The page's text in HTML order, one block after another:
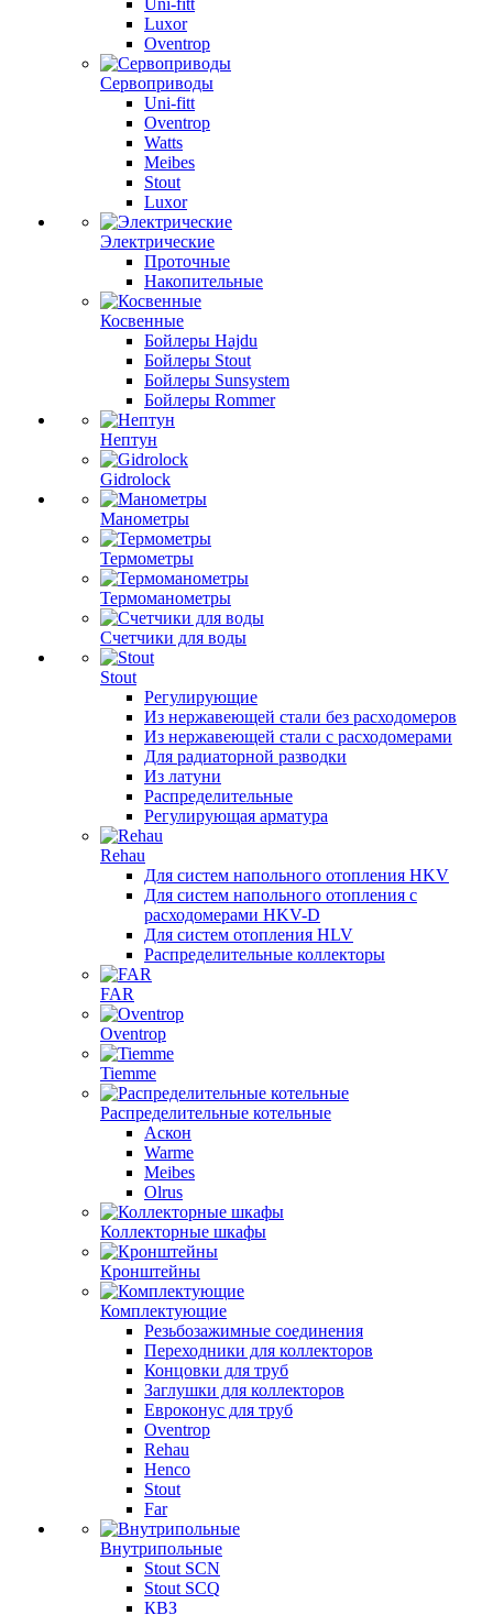
Uni-fitt
Luxor
Oventrop
Сервоприводы
Uni-fitt
Oventrop
Watts
Meibes
Stout
Luxor
Электрические
Проточные
Накопительные
Косвенные
Бойлеры Hajdu
Бойлеры Stout
Бойлеры Sunsystem
Бойлеры Rommer
Нептун
Gidrolock
Манометры
Термометры
Термоманометры
Счетчики для воды
Stout
Регулирующие
Из нержавеющей стали без расходомеров
Из нержавеющей стали с расходомерами
Для радиаторной разводки
Из латуни
Распределительные
Регулирующая арматура
Rehau
Для систем напольного отопления HKV
Для систем напольного отопления с
расходомерами HKV-D
Для систем отопления HLV
Распределительные коллекторы
FAR
Oventrop
Tiemme
Распределительные котельные
Аскон
Warme
Meibes
Olrus
Коллекторные шкафы
Кронштейны
Комплектующие
Резьбозажимные соединения
Переходники для коллекторов
Концовки для труб
Заглушки для коллекторов
Евроконус для труб
Oventrop
Rehau
Henco
Stout
Far
Внутрипольные
Stout SCN
Stout SCQ
КВЗ